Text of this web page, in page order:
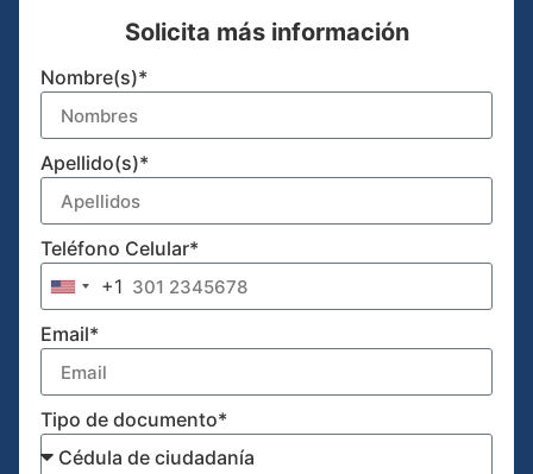
Solicita más información
Nombre(s)*
Apellido(s)*
Teléfono Celular*
United States +1
+1
Email*
Tipo de documento*